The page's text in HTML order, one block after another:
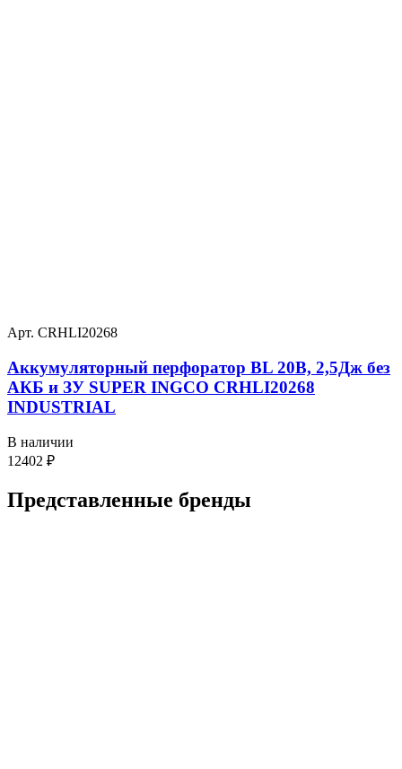
Арт. CRHLI20268
Аккумуляторный перфоратор BL 20В, 2,5Дж без
АКБ и ЗУ SUPER INGCO CRHLI20268
INDUSTRIAL
В наличии
12402 ₽
Представленные бренды